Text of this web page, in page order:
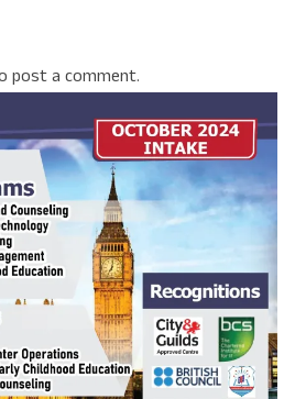
post a comment.